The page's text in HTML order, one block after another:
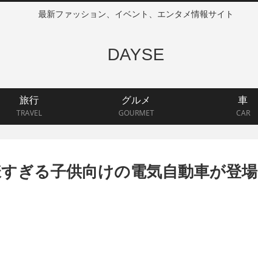
最新ファッション、イベント、エンタメ情報サイト
DAYSE
旅行
TRAVEL
グルメ
GOURMET
車
CAR
ぎる子供向けの電気自動車が登場